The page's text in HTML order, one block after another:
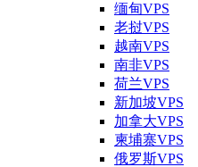
缅甸VPS
老挝VPS
越南VPS
南非VPS
荷兰VPS
新加坡VPS
加拿大VPS
柬埔寨VPS
俄罗斯VPS